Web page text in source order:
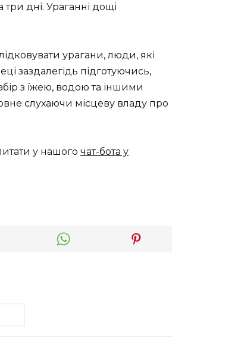
дні. Ураганні дощі
урагани, люди, які
заздалегідь підготуючись,
з їжею, водою та іншими
слухаючи місцеву владу про
у нашого чат-бота у